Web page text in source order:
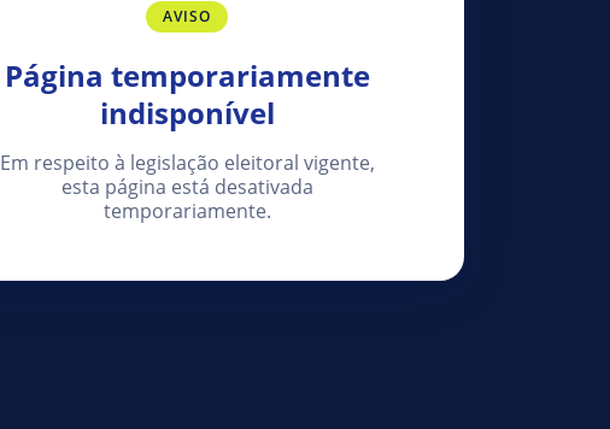
AVISO
Página temporariamente
indisponível
Em respeito à legislação eleitoral vigente,
esta página está desativada
temporariamente.